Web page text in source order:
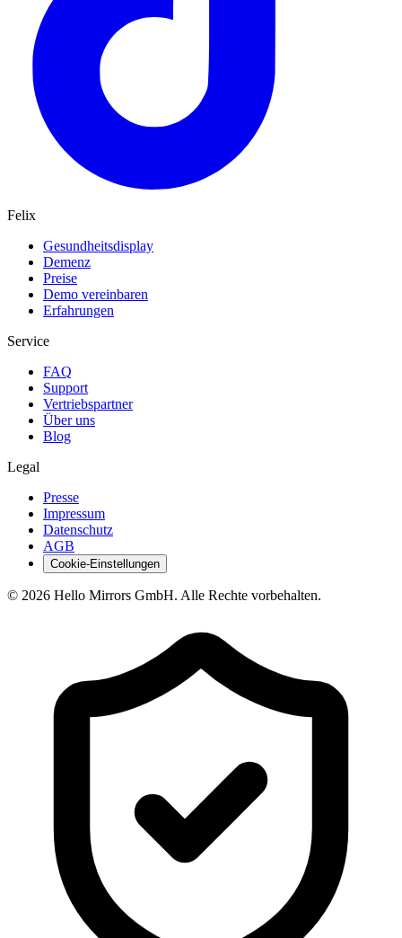
Felix
Gesundheitsdisplay
Demenz
Preise
Demo vereinbaren
Erfahrungen
Service
FAQ
Support
Vertriebspartner
Über uns
Blog
Legal
Presse
Impressum
Datenschutz
AGB
Cookie-Einstellungen
© 2026 Hello Mirrors GmbH. Alle Rechte vorbehalten.